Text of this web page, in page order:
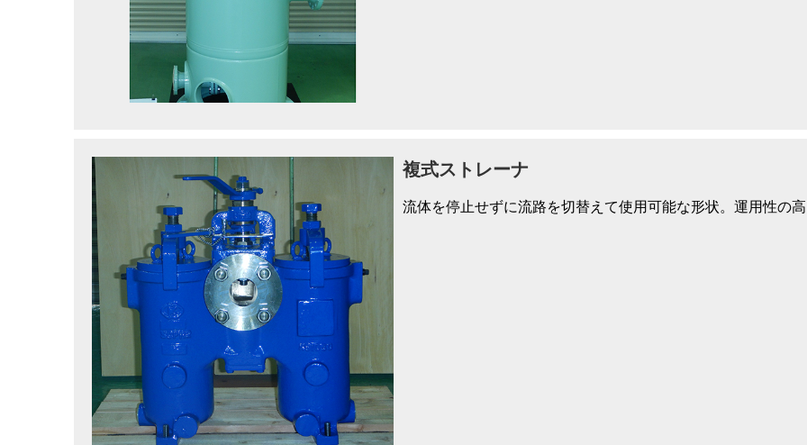
複式ストレーナ
流体を停止せずに流路を切替えて使用可能な形状。運用性の